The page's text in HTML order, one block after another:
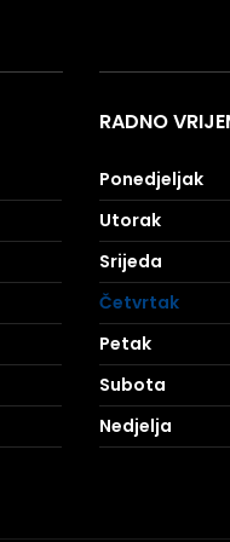
RADNO
Ponedjeljak
Utorak
Srijeda
Četvrtak
Petak
Subota
Nedjelja